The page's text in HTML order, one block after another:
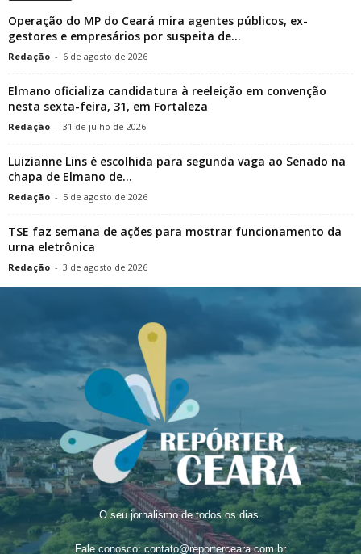
Operação do MP do Ceará mira agentes públicos, ex-
gestores e empresários por suspeita de...
Redação - 6 de agosto de 2026
Elmano oficializa candidatura à reeleição em convenção
nesta sexta-feira, 31, em Fortaleza
Redação - 31 de julho de 2026
Luizianne Lins é escolhida para segunda vaga ao Senado na
chapa de Elmano de...
Redação - 5 de agosto de 2026
TSE faz semana de ações para mostrar funcionamento da
urna eletrônica
Redação - 3 de agosto de 2026
O seu jornalismo de todos os dias.
Fale conosco: contato@reporterceara.com.br